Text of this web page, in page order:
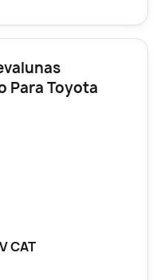
Para Toyota
CAT